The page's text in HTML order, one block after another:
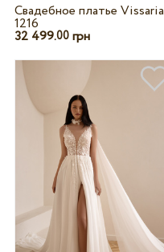
Свадебное платье Vissaria
1216
32 499.00грн